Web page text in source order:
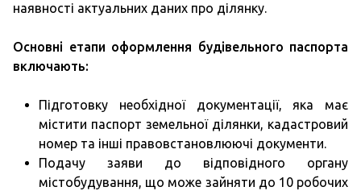
наявності актуальних даних про ділянку.
Основні етапи оформлення будівельного паспорта
включають:
Підготовку необхідної документації, яка має
містити паспорт земельної ділянки, кадастровий
номер та інші правовстановлюючі документи.
Подачу заяви до відповідного органу
містобудування, що може зайняти до 10 робочих